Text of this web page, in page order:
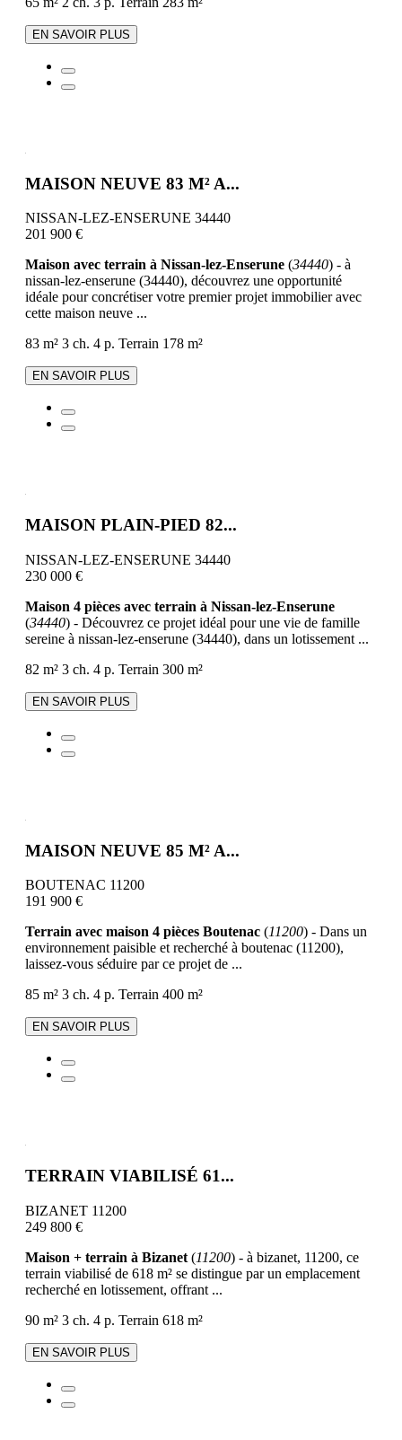
EN SAVOIR PLUS
MAISON NEUVE 83 M² A...
NISSAN-LEZ-ENSERUNE 34440
201 900 €
Maison avec terrain à Nissan-lez-Enserune (34440) - à
nissan-lez-enserune (34440), découvrez une opportunité
idéale pour concrétiser votre premier projet immobilier avec
cette maison neuve ...
83 m² 3 ch. 4 p. Terrain 178 m²
EN SAVOIR PLUS
MAISON PLAIN-PIED 82...
NISSAN-LEZ-ENSERUNE 34440
230 000 €
Maison 4 pièces avec terrain à Nissan-lez-Enserune
(34440) - Découvrez ce projet idéal pour une vie de famille
sereine à nissan-lez-enserune (34440), dans un lotissement ...
82 m² 3 ch. 4 p. Terrain 300 m²
EN SAVOIR PLUS
MAISON NEUVE 85 M² A...
BOUTENAC 11200
191 900 €
Terrain avec maison 4 pièces Boutenac (11200) - Dans un
environnement paisible et recherché à boutenac (11200),
laissez-vous séduire par ce projet de ...
85 m² 3 ch. 4 p. Terrain 400 m²
EN SAVOIR PLUS
TERRAIN VIABILISÉ 61...
BIZANET 11200
249 800 €
Maison + terrain à Bizanet (11200) - à bizanet, 11200, ce
terrain viabilisé de 618 m² se distingue par un emplacement
recherché en lotissement, offrant ...
90 m² 3 ch. 4 p. Terrain 618 m²
EN SAVOIR PLUS